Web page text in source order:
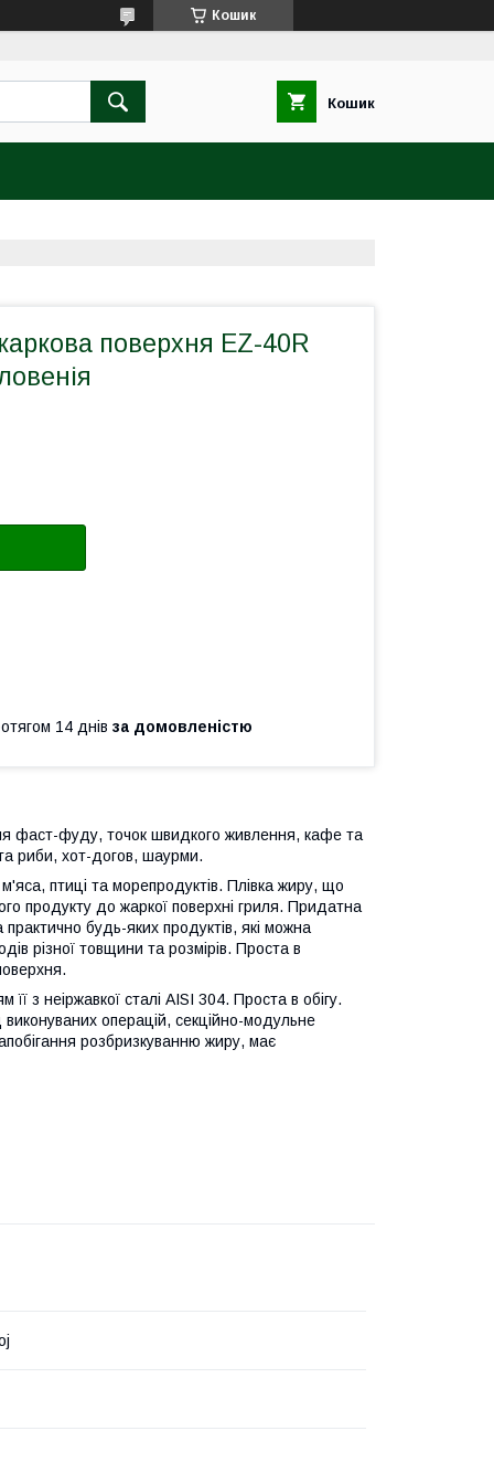
Кошик
Кошик
поверхня EZ-40R
14 днів за домовленістю
фаст-фуду, точок швидкого живлення, кафе та
риби, хот-догов, шаурми.
птиці та морепродуктів. Плівка жиру, що
продукту до жаркої поверхні гриля. Придатна
будь-яких продуктів, які можна
різної товщини та розмірів. Проста в
її з неіржавкої сталі AISI 304. Проста в обігу.
операцій, секційно-модульне
розбризкуванню жиру, має